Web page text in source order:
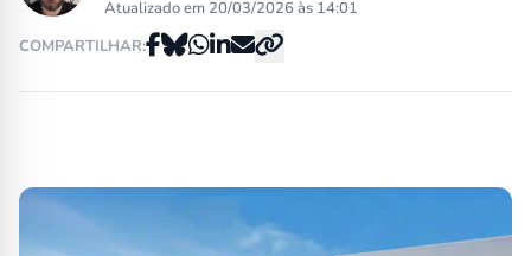
Atualizado em 20/03/2026 às 14:01
COMPARTILHAR: